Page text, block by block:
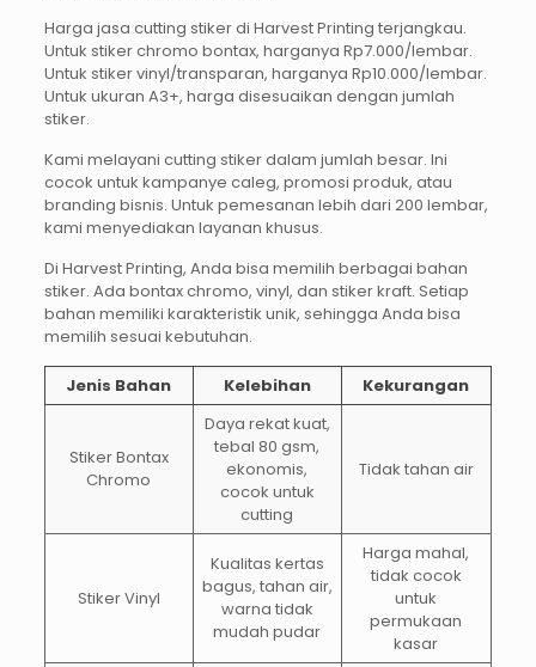
Harga jasa cutting stiker di Harvest Printing terjangkau.
Untuk stiker chromo bontax, harganya Rp7.000/lembar.
Untuk stiker vinyl/transparan, harganya Rp10.000/lembar.
Untuk ukuran A3+, harga disesuaikan dengan jumlah
stiker.
Kami melayani cutting stiker dalam jumlah besar. Ini
cocok untuk kampanye caleg, promosi produk, atau
branding bisnis. Untuk pemesanan lebih dari 200 lembar,
kami menyediakan layanan khusus.
Di Harvest Printing, Anda bisa memilih berbagai bahan
stiker. Ada bontax chromo, vinyl, dan stiker kraft. Setiap
bahan memiliki karakteristik unik, sehingga Anda bisa
memilih sesuai kebutuhan.
Jenis Bahan Kelebihan Kekurangan
Stiker Bontax
Chromo
Daya rekat kuat,
tebal 80 gsm,
ekonomis,
cocok untuk
cutting
Tidak tahan air
Stiker Vinyl
Kualitas kertas
bagus, tahan air,
warna tidak
mudah pudar
Harga mahal,
tidak cocok
untuk
permukaan
kasar